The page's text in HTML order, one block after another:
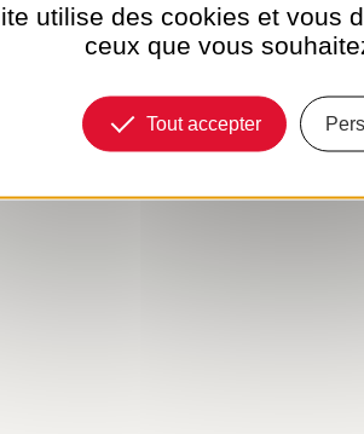
utilise des cookies et vous
ceux que vous
Tout accepter